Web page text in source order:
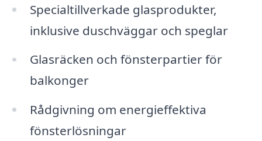
Specialtillverkade glasprodukter,
inklusive duschväggar och speglar
Glasräcken och fönsterpartier för
balkonger
Rådgivning om energieffektiva
fönsterlösningar